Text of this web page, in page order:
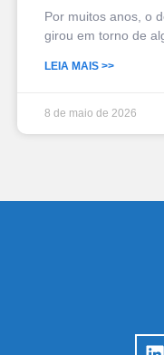
Por muitos anos, o
girou em torno de
LEIA MAIS >>
8 de maio de 2026